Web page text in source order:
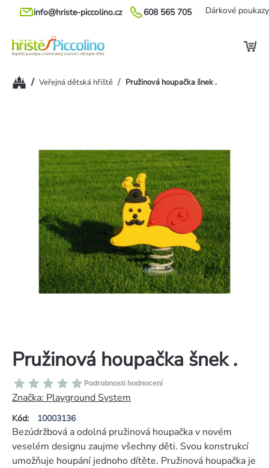
Přejít
608 565 705
info@hriste-piccolino.cz Dárkové poukazy
Domů/ Veřejná dětská hřiště / Pružinová houpačka šnek .
Pružinová houpačka šnek .
Kód: 10003136
Průměrné
hodnocení
produktu
je
Podrobnosti hodnocení
Značka: Playground System
Bezúdržbová a odolná pružinová houpačka v novém
veselém designu zaujme všechny děti. Svou konstrukcí
umožňuje houpání jednoho dítěte. Pružinová houpačka je